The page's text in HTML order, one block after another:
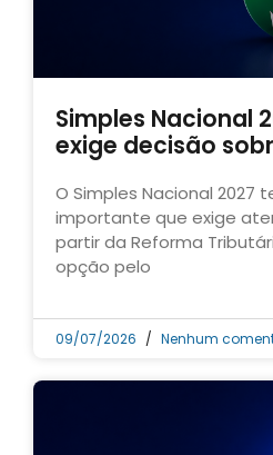
Simples Nacional
exige decisão
O Simples Nacional 2027
importante que exige
partir da Reforma
opção pelo
09/07/2026 Nenhum